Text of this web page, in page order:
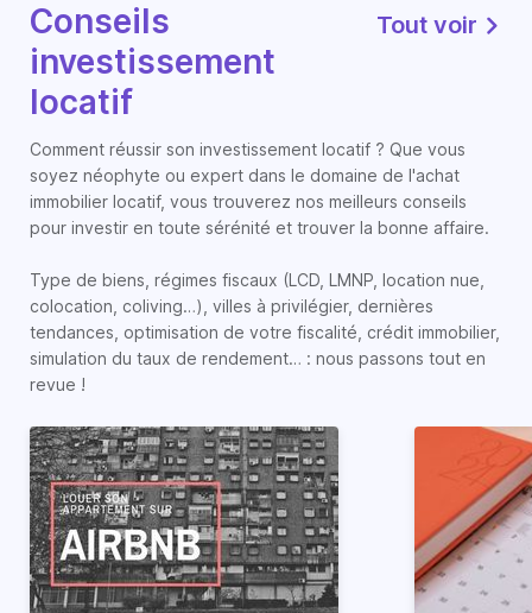
Conseils
investissement
locatif
Tout voir
Comment réussir son investissement locatif ? Que vous
soyez néophyte ou expert dans le domaine de l'achat
immobilier locatif, vous trouverez nos meilleurs conseils
pour investir en toute sérénité et trouver la bonne affaire.
Type de biens, régimes fiscaux (LCD, LMNP, location nue,
colocation, coliving…), villes à privilégier, dernières
tendances, optimisation de votre fiscalité, crédit immobilier,
simulation du taux de rendement… : nous passons tout en
revue !